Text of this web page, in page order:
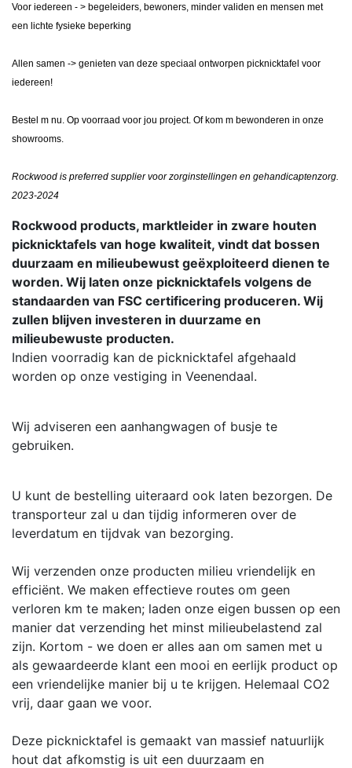
Voor iedereen - > begeleiders, bewoners, minder validen en mensen met
een lichte fysieke beperking
Allen samen -> genieten van deze speciaal ontworpen picknicktafel voor
iedereen!
Bestel m nu. Op voorraad voor jou project. Of kom m bewonderen in onze
showrooms.
Rockwood is preferred supplier voor zorginstellingen en gehandicaptenzorg.
2023-2024
Rockwood products, marktleider in zware houten
picknicktafels van hoge kwaliteit, vindt dat bossen
duurzaam en milieubewust geëxploiteerd dienen te
worden. Wij laten onze picknicktafels volgens de
standaarden van FSC certificering produceren. Wij
zullen blijven investeren in duurzame en
milieubewuste producten.
Indien voorradig kan de picknicktafel afgehaald
worden op onze vestiging in Veenendaal.
Wij adviseren een aanhangwagen of busje te
gebruiken.
U kunt de bestelling uiteraard ook laten bezorgen. De
transporteur zal u dan tijdig informeren over de
leverdatum en tijdvak van bezorging.
Wij verzenden onze producten milieu vriendelijk en
efficiënt. We maken effectieve routes om geen
verloren km te maken; laden onze eigen bussen op een
manier dat verzending het minst milieubelastend zal
zijn. Kortom - we doen er alles aan om samen met u
als gewaardeerde klant een mooi en eerlijk product op
een vriendelijke manier bij u te krijgen. Helemaal CO2
vrij, daar gaan we voor.
Deze picknicktafel is gemaakt van massief natuurlijk
hout dat afkomstig is uit een duurzaam en